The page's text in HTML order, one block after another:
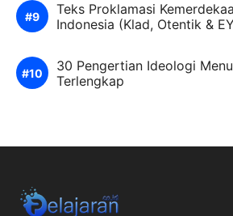
Teks Proklamasi
Indonesia (Klad, Otentik &
30 Pengertian Ideologi
Terlengkap